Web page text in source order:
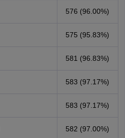
576 (96.00%)
575 (95.83%)
581 (96.83%)
583 (97.17%)
583 (97.17%)
582 (97.00%)